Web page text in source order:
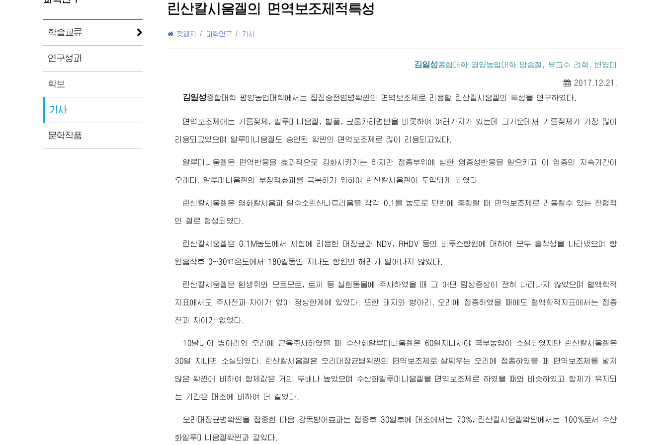
학술교류
연구성과
학보
기사
문학작품
린산칼시움겔의 면역보조제적특성
첫페지 / 과학연구 / 기사
김일성종합대학 평양농업대학 방승철, 부교수 려혁, 변영미
2017.12.21.
김일성종합대학 평양농업대학에서는 집짐승전염병왁찐의 면역보조제로 리용할 린산칼시움겔의 특성을 연구하였다.
면역보조제에는 기름젖제, 알루미니움겔, 벌풀, 크롬카리명반을 비롯하여 여러가지가 있는데 그가운데서 기름젖제가 가장 많이
리용되고있으며 알루미니움겔도 승인된 왁찐의 면역보조제로 많이 리용되고있다.
알루미니움겔은 면역반응을 효과적으로 강화시키기는 하지만 접종부위에 심한 염증성반응을 일으키고 이 염증의 지속기간이
오래다. 알루미니움겔의 부정적효과를 극복하기 위하여 린산칼시움겔이 도입되게 되였다.
린산칼시움겔은 염화칼시움과 일수소린산나트리움을 각각 0.1몰 농도로 단번에 혼합할 때 면역보조제로 리용할수 있는 전형적
인 겔로 형성되였다.
린산칼시움겔은 0.1M농도에서 시험에 리용한 대장균과 NDV, RHDV 등의 비루스항원에 대하여 모두 흡착성을 나타냈으며 항
원흡착후 0~30℃온도에서 180일동안 지나도 항원의 해리가 일어나지 않았다.
린산칼시움겔은 흰생쥐와 모르모트, 토끼 등 실험동물에 주사하였을 때 그 어떤 림상증상이 전혀 나타나지 않았으며 혈액학적
지표에서도 주사전과 차이가 없이 정상한계에 있었다. 또한 돼지와 병아리, 오리에 접종하였을 때에도 혈액학적지표에서는 접종
전과 차이가 없었다.
10날나이 병아리와 오리에 근육주사하였을 때 수산화알루미니움겔은 60일지나서야 국부농양이 소실되였지만 린산칼시움겔은
30일 지나면 소실되였다. 린산칼시움겔은 오리대장균병왁찐의 면역보조제로 살찌우는 오리에 접종하였을 때 면역보조제를 넣지
않은 왁찐에 비하여 항체값은 거의 두배나 높았으며 수산화알루미니움겔을 면역보조제로 하였을 때와 비슷하였고 항체가 유지되
는 기간은 대조에 비하여 더 길었다.
오리대장균병왁찐을 접종한 다음 강독방어효과는 접종후 30일후에 대조에서는 70%, 린산칼시움겔왁찐에서는 100%로서 수산
화알루미니움겔왁찐과 같았다.